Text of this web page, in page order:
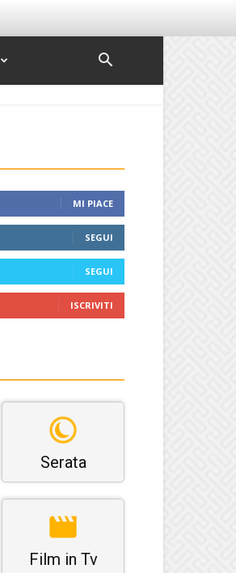
MI PIACE
SEGUI
SEGUI
ISCRIVITI
Serata
Film in Tv